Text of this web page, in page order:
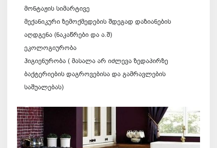
მონტაჟის სიმარტივე
მექანიკური ზემოქმედების შდეგად დაზიანების
აღდგენა (ნაკაწრები და ა.შ)
ეკოლოგიურობა
ჰიგიენურობა ( მასალა არ იძლევა ზედაპირზე
ბაქტერიების დაგროვებისა და გამრავლების
საშუალებას)